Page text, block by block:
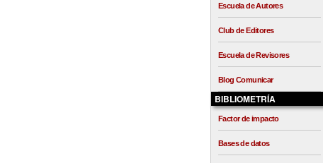
Escuela de Autores
Club de Editores
Escuela de Revisores
Blog Comunicar
BIBLIOMETRÍA
Factor de impacto
Bases de datos